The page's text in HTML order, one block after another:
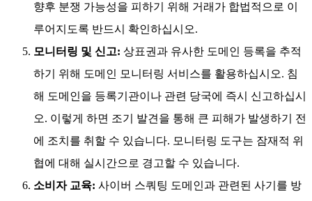
향후 분쟁 가능성을 피하기 위해 거래가 합법적으로 이
루어지도록 반드시 확인하십시오.
모니터링 및 신고: 상표권과 유사한 도메인 등록을 추적
하기 위해 도메인 모니터링 서비스를 활용하십시오. 침
해 도메인을 등록기관이나 관련 당국에 즉시 신고하십시
오. 이렇게 하면 조기 발견을 통해 큰 피해가 발생하기 전
에 조치를 취할 수 있습니다. 모니터링 도구는 잠재적 위
협에 대해 실시간으로 경고할 수 있습니다.
소비자 교육: 사이버 스쿼팅 도메인과 관련된 사기를 방